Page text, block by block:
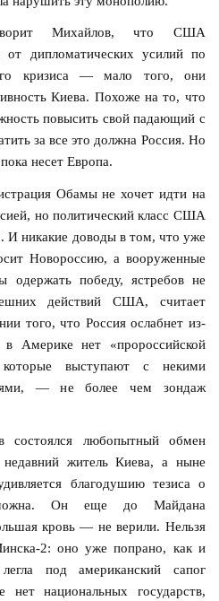
Михайлов, что США
от дипломатических усилий по
кризиса — мало того, они
Киева. Похоже на то, что
повысить свой падающий с
за все это должна Россия. Но
несет Европа.
Обамы не хочет идти на
но политический класс США
И никакие доводы в том, что уже
Новороссию, а вооруженные
одержать победу, ястребов не
действий США, считает
того, что Россия ослабнет из-
Америке нет «пророссийской
выступают с некими
— не более чем зондаж
состоялся любопытный обмен
житель Киева, а ныне
благодушию тезиса о
Он еще до Майдана
кровь — не верили. Нельзя
2: оно уже попрано, как и
под американский сапог
национальных государств,